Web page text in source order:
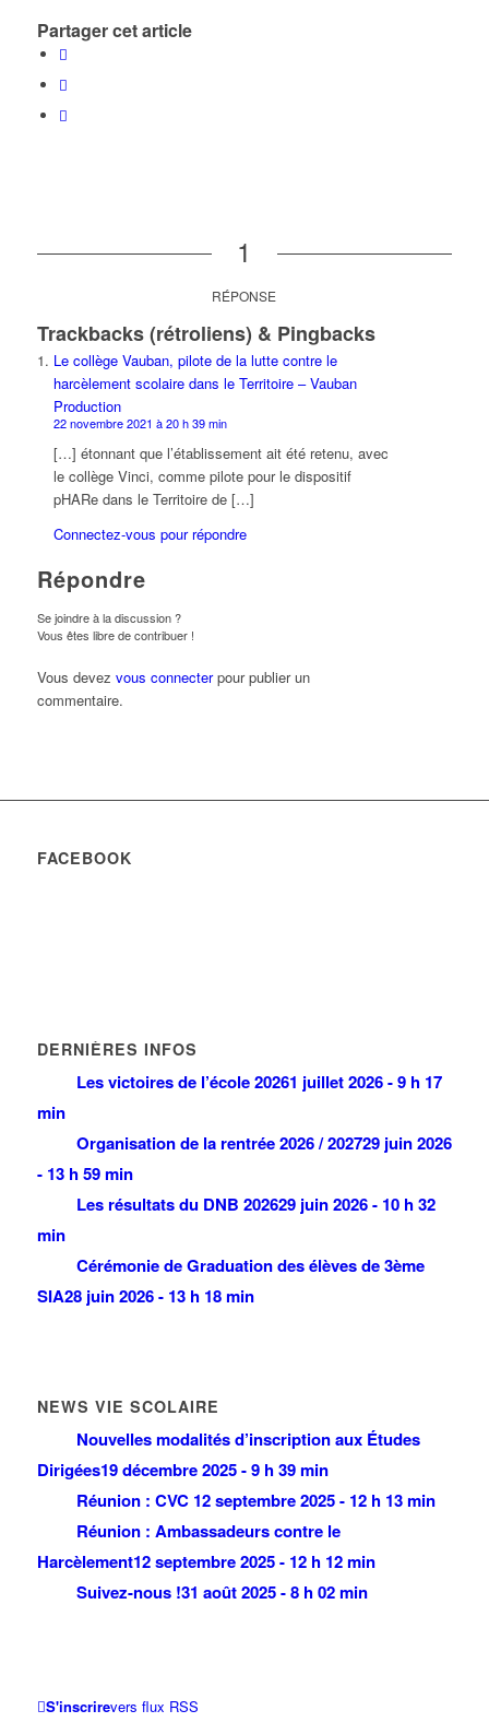
Partager cet article
1
RÉPONSE
Trackbacks (rétroliens) & Pingbacks
Le collège Vauban, pilote de la lutte contre le
harcèlement scolaire dans le Territoire – Vauban
Production
22 novembre 2021 à 20 h 39 min
[…] étonnant que l’établissement ait été retenu, avec
le collège Vinci, comme pilote pour le dispositif
pHARe dans le Territoire de […]
Connectez-vous pour répondre
Répondre
Se joindre à la discussion ?
Vous êtes libre de contribuer !
Vous devez vous connecterpour publier un
commentaire.
FACEBOOK
DERNIÈRES INFOS
Les victoires de l’école 20261 juillet 2026 - 9 h 17
min
Organisation de la rentrée 2026 / 202729 juin 2026
- 13 h 59 min
Les résultats du DNB 202629 juin 2026 - 10 h 32
min
Cérémonie de Graduation des élèves de 3ème
SIA28 juin 2026 - 13 h 18 min
NEWS VIE SCOLAIRE
Nouvelles modalités d’inscription aux Études
Dirigées19 décembre 2025 - 9 h 39 min
Réunion : CVC 12 septembre 2025 - 12 h 13 min
Réunion : Ambassadeurs contre le
Harcèlement12 septembre 2025 - 12 h 12 min
Suivez-nous !31 août 2025 - 8 h 02 min
S'inscrirevers flux RSS